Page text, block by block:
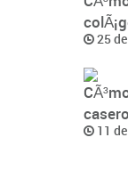
25
casero
11